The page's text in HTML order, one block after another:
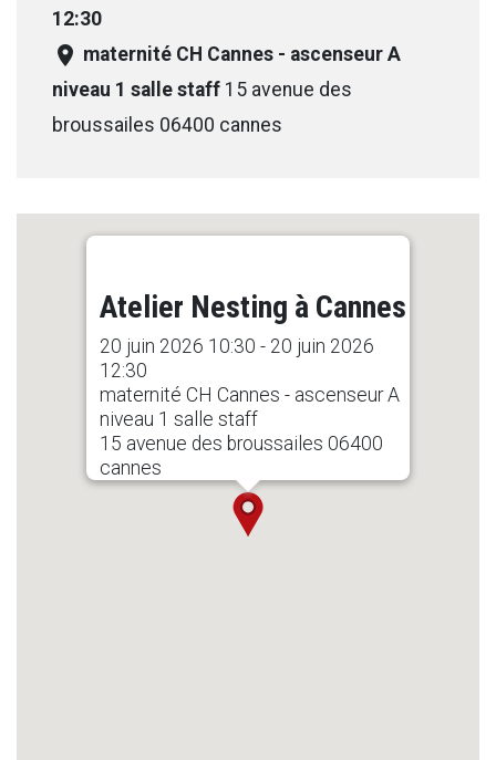
12:30
room maternité CH Cannes - ascenseur A
niveau 1 salle staff 15 avenue des
broussailes 06400 cannes
Atelier Nesting à Cannes
20 juin 2026 10:30 - 20 juin 2026
12:30
maternité CH Cannes - ascenseur A
niveau 1 salle staff
15 avenue des broussailes 06400
cannes